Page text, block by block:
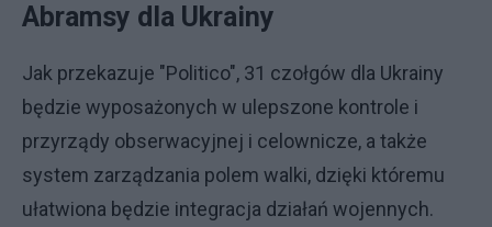
Abramsy dla Ukrainy
Jak przekazuje "Politico", 31 czołgów dla Ukrainy
będzie wyposażonych w ulepszone kontrole i
przyrządy obserwacyjnej i celownicze, a także
system zarządzania polem walki, dzięki któremu
ułatwiona będzie integracja działań wojennych.